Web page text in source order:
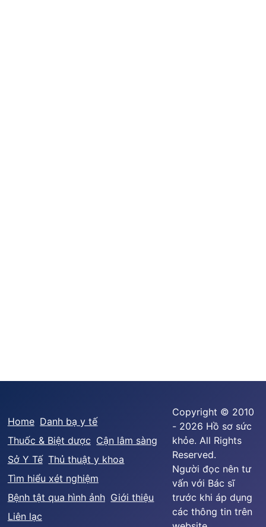
Home Danh bạ y tế
Thuốc & Biệt dược Cận lâm sàng
Sở Y Tế Thủ thuật y khoa
Tìm hiểu xét nghiệm
Bệnh tật qua hình ảnh Giới thiệu
Liên lạc
Copyright © 2010
- 2026 Hồ sơ sức
khỏe. All Rights
Reserved.
Người đọc nên tư
vấn với Bác sĩ
trước khi áp dụng
các thông tin trên